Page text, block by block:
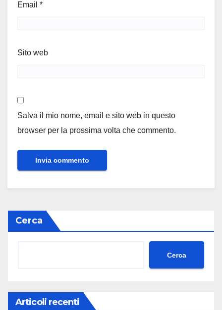
Email *
Sito web
Salva il mio nome, email e sito web in questo
browser per la prossima volta che commento.
Cerca
Cerca
Articoli recenti